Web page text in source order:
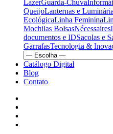
LazerGuarda-Chuva
QueijoLanternas e
EcológicaLinha Feminina
Mochilas BolsasNécessaires
documentos e IDSacolas e
GarrafasTecnologia &
Catálogo Digital
Blog
Contato